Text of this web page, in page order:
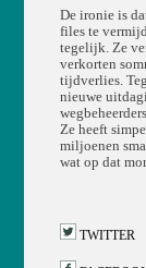
De ironie is
files te
tegelijk. Ze
verkorten
tijdverlies.
nieuwe
Ze heeft
miljoenen
wat op dat
TWITTER